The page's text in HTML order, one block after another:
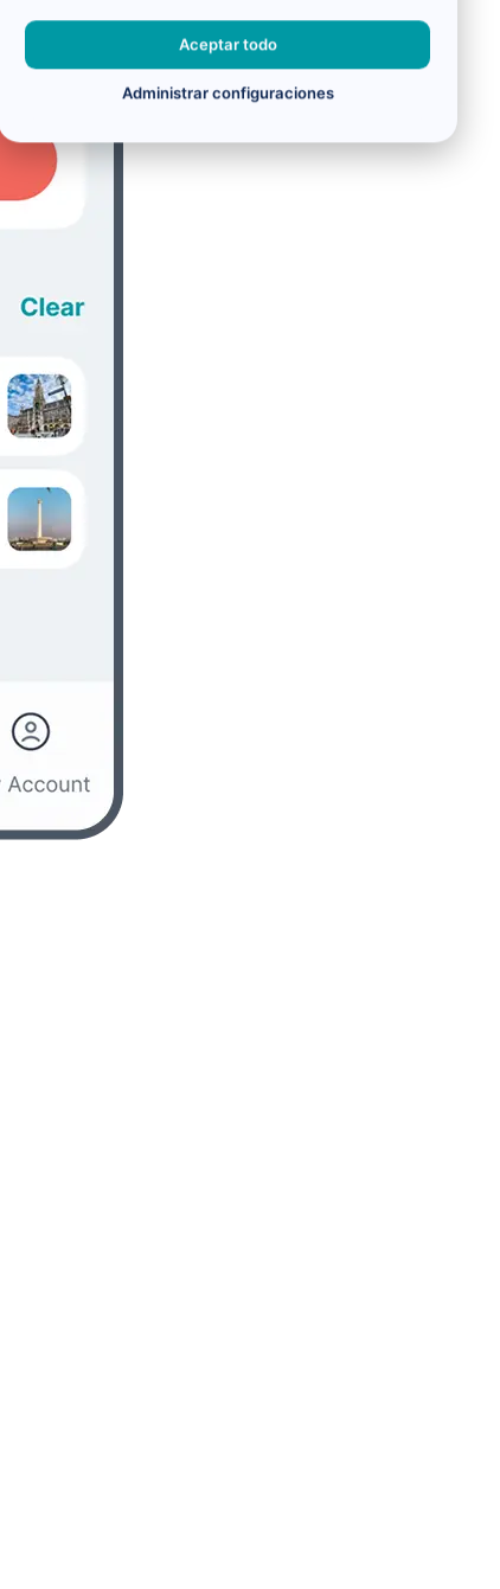
Aceptar todo
Administrar configuraciones